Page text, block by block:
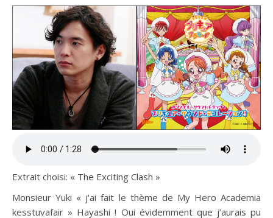
Extrait choisi: « The Exciting Clash »
Monsieur Yuki « j’ai fait le thème de My Hero Academia
kesstuvafair » Hayashi ! Oui évidemment que j’aurais pu